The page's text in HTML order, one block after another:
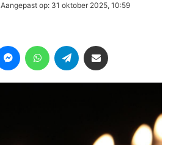
Aangepast op: 31 oktober 2025, 10:59